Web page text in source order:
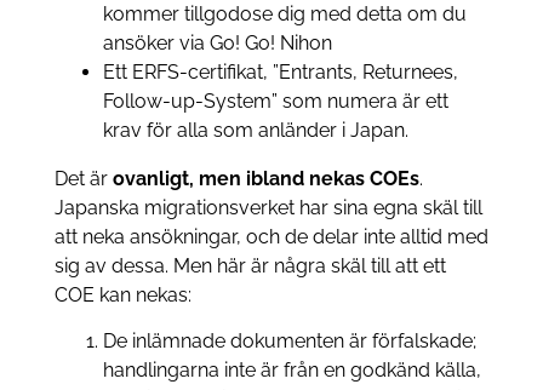
kommer tillgodose dig med detta om du
ansöker via Go! Go! Nihon
Ett ERFS-certifikat, ”Entrants, Returnees,
Follow-up-System” som numera är ett
krav för alla som anländer i Japan.
Det är ovanligt, men ibland nekas COEs.
Japanska migrationsverket har sina egna skäl till
att neka ansökningar, och de delar inte alltid med
sig av dessa. Men här är några skäl till att ett
COE kan nekas:
De inlämnade dokumenten är förfalskade;
handlingarna inte är från en godkänd källa,